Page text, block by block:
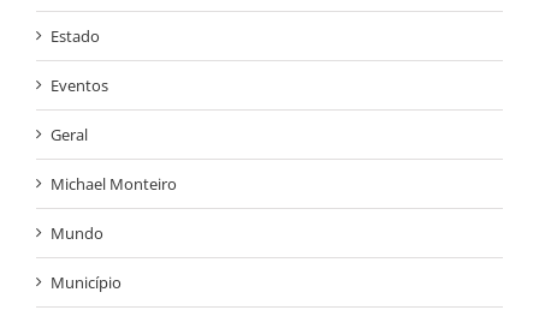
Estado
Eventos
Geral
Michael Monteiro
Mundo
Município